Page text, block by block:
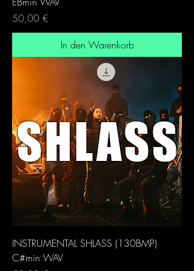
Preis
50,00 €
In den Warenkorb
INSTRUMENTAL SHLASS (130BMP)
C#min WAV